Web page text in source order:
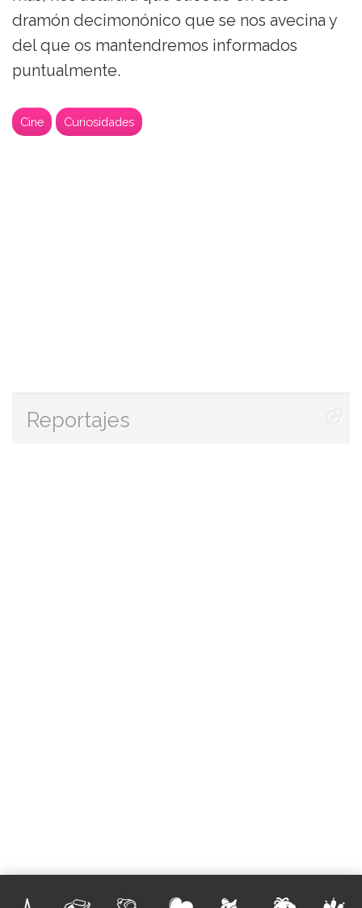
dramón decimonónico que se nos avecina y
del que os mantendremos informados
puntualmente.
Cine Curiosidades
Reportajes